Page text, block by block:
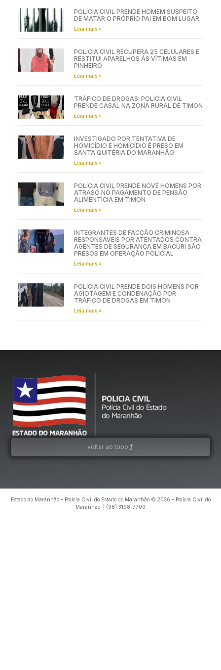
POLÍCIA CIVIL PRENDE HOMEM SUSPEITO
DE MATAR O PRÓPRIO PAI EM BOM LUGAR
Leia mais »
POLÍCIA CIVIL RECUPERA 25 CELULARES E
RESTITUI APARELHOS ÀS VÍTIMAS EM
PINHEIRO
Leia mais »
TRÁFICO DE DROGAS: POLÍCIA CIVIL
PRENDE CASAL NA ZONA RURAL DE TIMON
Leia mais »
INVESTIGADO POR TENTATIVA DE
HOMICÍDIO E HOMICÍDIO É PRESO EM
SANTA QUITÉRIA DO MARANHÃO
Leia mais »
POLÍCIA CIVIL PRENDE NOVE HOMENS POR
ATRASO NO PAGAMENTO DE PENSÃO
ALIMENTÍCIA EM TIMON
Leia mais »
INTEGRANTES DE FACÇÃO CRIMINOSA
RESPONSÁVEIS POR ATENTADOS CONTRA
AGENTES DE SEGURANÇA EM BACURI SÃO
PRESOS EM OPERAÇÃO POLICIAL
Leia mais »
POLÍCIA CIVIL PRENDE DOIS HOMENS POR
AGIOTAGEM E CONDENAÇÃO POR
TRÁFICO DE DROGAS EM TIMON
Leia mais »
voltar ao topo
Estado do Maranhão – Polícia Civil do Estado do Maranhão © 2026 – Polícia Civil do
Maranhão. | (98) 3198-7700